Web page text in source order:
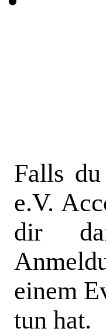
Falls
e.V.
dir
einem
tun hat.